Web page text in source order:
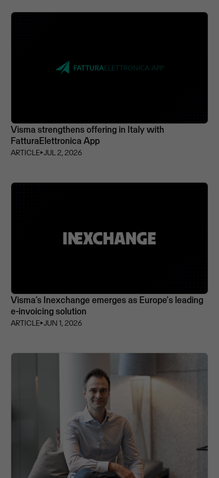
Visma strengthens offering in Italy with
FatturaElettronica App
ARTICLE⏵JUL 2, 2026
Visma’s Inexchange emerges as Europe's leading
e-invoicing solution
ARTICLE⏵JUN 1, 2026